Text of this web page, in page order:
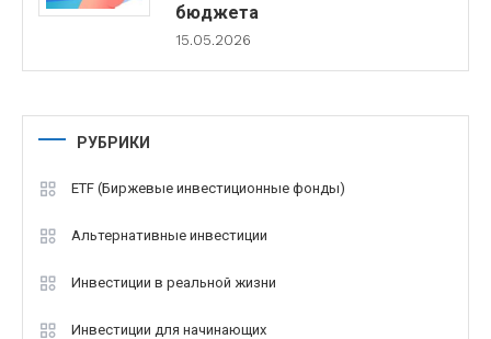
бюджета
15.05.2026
РУБРИКИ
ETF (Биржевые инвестиционные фонды)
Альтернативные инвестиции
Инвестиции в реальной жизни
Инвестиции для начинающих